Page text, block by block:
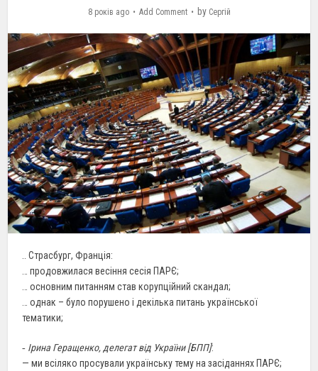
8 років ago Add Comment by Сергій
.. Страсбург, Франція:
… продовжилася весіння сесія ПАРЄ;
… основним питанням став корупційний скандал;
… однак – було порушено і декілька питань української
тематики;
‐ Ірина Геращенко, делегат від України [БПП]:
— ми всіляко просували українську тему на засіданнях ПАРЄ;